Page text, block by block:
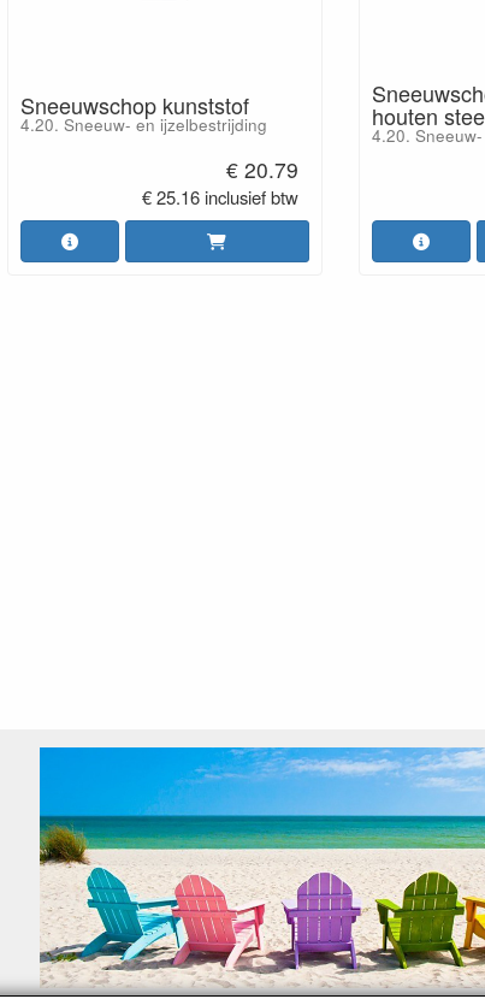
Sneeuwschop kunststof
4.20. Sneeuw- en ijzelbestrijding
€ 20.79
€ 25.16 inclusief btw
houten
4.20.